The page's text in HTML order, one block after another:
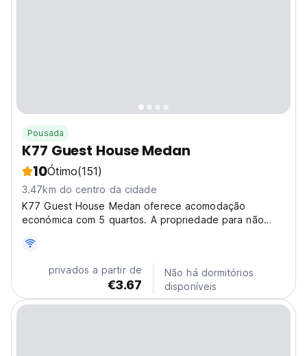
Pousada
K77 Guest House Medan
10Ótimo(151)
3.47km do centro da cidade
K77 Guest House Medan oferece acomodação
económica com 5 quartos. A propriedade para não
privados a partir de
€3.67
Não há dormitórios
disponíveis